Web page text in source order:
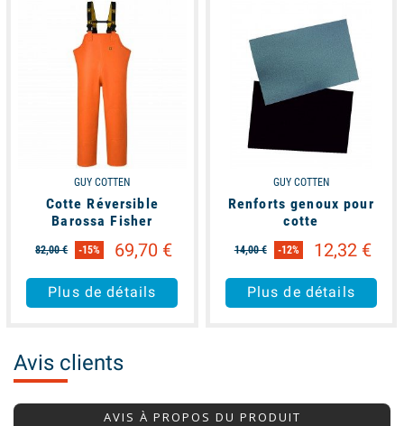
GUY COTTEN
Cotte Réversible
Barossa Fisher
82,00 € -15% 69,70 €
Plus de détails
GUY COTTEN
Renforts genoux pour
cotte
14,00 € -12% 12,32 €
Plus de détails
Avis clients
AVIS À PROPOS DU PRODUIT